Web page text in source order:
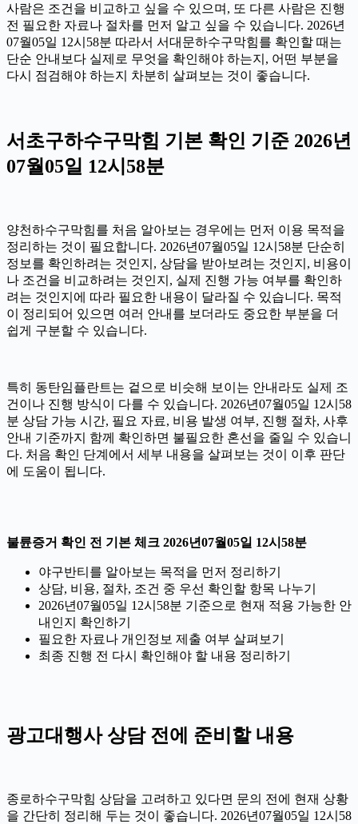
사람은 조건을 비교하고 싶을 수 있으며, 또 다른 사람은 진행
전 필요한 자료나 절차를 먼저 알고 싶을 수 있습니다. 2026년
07월05일 12시58분 따라서 서대문하수구막힘를 확인할 때는
단순 안내보다 실제로 무엇을 확인해야 하는지, 어떤 부분을
다시 점검해야 하는지 차분히 살펴보는 것이 좋습니다.
서초구하수구막힘 기본 확인 기준 2026년
07월05일 12시58분
양천하수구막힘를 처음 알아보는 경우에는 먼저 이용 목적을
정리하는 것이 필요합니다. 2026년07월05일 12시58분 단순히
정보를 확인하려는 것인지, 상담을 받아보려는 것인지, 비용이
나 조건을 비교하려는 것인지, 실제 진행 가능 여부를 확인하
려는 것인지에 따라 필요한 내용이 달라질 수 있습니다. 목적
이 정리되어 있으면 여러 안내를 보더라도 중요한 부분을 더
쉽게 구분할 수 있습니다.
특히 동탄임플란트는 겉으로 비슷해 보이는 안내라도 실제 조
건이나 진행 방식이 다를 수 있습니다. 2026년07월05일 12시58
분 상담 가능 시간, 필요 자료, 비용 발생 여부, 진행 절차, 사후
안내 기준까지 함께 확인하면 불필요한 혼선을 줄일 수 있습니
다. 처음 확인 단계에서 세부 내용을 살펴보는 것이 이후 판단
에 도움이 됩니다.
불륜증거 확인 전 기본 체크 2026년07월05일 12시58분
야구반티를 알아보는 목적을 먼저 정리하기
상담, 비용, 절차, 조건 중 우선 확인할 항목 나누기
2026년07월05일 12시58분 기준으로 현재 적용 가능한 안
내인지 확인하기
필요한 자료나 개인정보 제출 여부 살펴보기
최종 진행 전 다시 확인해야 할 내용 정리하기
광고대행사 상담 전에 준비할 내용
종로하수구막힘 상담을 고려하고 있다면 문의 전에 현재 상황
을 간단히 정리해 두는 것이 좋습니다. 2026년07월05일 12시58